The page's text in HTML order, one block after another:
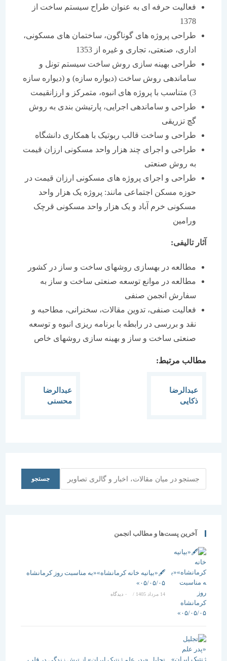
فعالیت حرفه ای به عنوان طراح سیستم ساخت از
طراحی پروژه های گوناگون، ساختمان های مسکونی،
اداری، صنعتی، تجاری و غیره از 1353
طراحی بهینه سازی روش ساخت سیستم تونل و
ساماندهی روش ساخت (دیواره سازه) و (دیواره سازه
طراحی و ساماندهی اجرایی، پارتیشن بندی به روش
گچ تزریقی
طراحی و ساخت قالب ربوتیک با همکاری دانشگاه
طراحی و اجرای چند هزار واحد مسکونی ارزان قیمت
به روش صنعتی
طراحی و اجرای پروژه های مسکونی ارزان قیمت در
حوزه مسکن اجتماعی مانند: پروژه یک هزار واحد
مسکونی خرم آباد و یک هزار واحد مسکونی قرچک
ورامین
آثار تالیفی:
مطالعه در بهسازی روشهای ساخت و ساز در کشور
مطالعه در موانع توسعه صنعتی ساخت و ساز به
سفارش انجمن صنفی
فعالیت صنفی، تدوین مقالات، سخنرانی، مطاحبه و
نقد و بررسی در رابطه با برنامه ریزی انبوه و توسعه
صنعتی ساخت و ساز و بهینه سازی روشهای خاص
مطالب مرتبط:
عبدالرضا
عبدالرضا
محسنی
جستجو
آخرین پست‌ها و مطالب انجمن
🖋️«بیانیه خانه کرمانشاه»«به مناسبت روز کرمانشاه
۰۵/۰۵/۰۵»
/ ۰ دیدگاه